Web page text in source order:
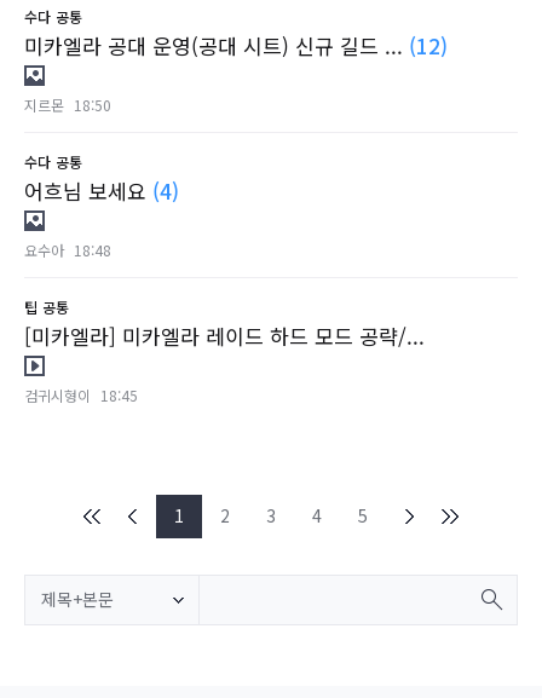
수다 공통
미카엘라 공대 운영(공대 시트) 신규 길드 ... (12)
지르몬 18:50
수다 공통
어흐님 보세요 (4)
요수아 18:48
팁 공통
[미카엘라] 미카엘라 레이드 하드 모드 공략/...
검귀시형이 18:45
1 2 3 4 5
제목+본문